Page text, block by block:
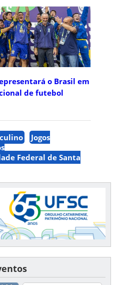
o Brasil em
de futebol
Jogos
Federal de Santa